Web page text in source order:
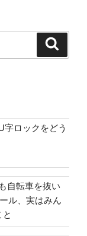
字ロックをどう
自転車を抜い
ル、実はみん